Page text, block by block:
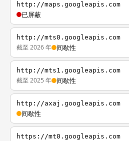
http://maps.googleapis.com
已屏蔽
http://mts0.googleapis.com
截至 2026 年 间歇性
http://mts1.googleapis.com
截至 2025 年 间歇性
http://axaj.googleapis.com
间歇性
https://mt0.googleapis.com